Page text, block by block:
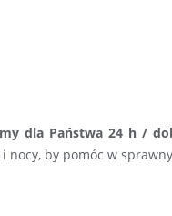
dla Państwa 24 h /
nocy, by pomóc w